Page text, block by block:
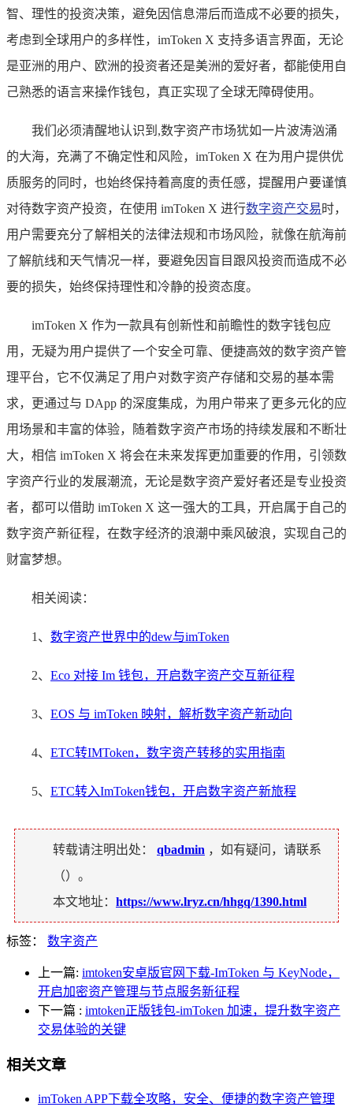
智、理性的投资决策，避免因信息滞后而造成不必要的损失，
考虑到全球用户的多样性，imToken X 支持多语言界面，无论
是亚洲的用户、欧洲的投资者还是美洲的爱好者，都能使用自
己熟悉的语言来操作钱包，真正实现了全球无障碍使用。
我们必须清醒地认识到,数字资产市场犹如一片波涛汹涌
的大海，充满了不确定性和风险，imToken X 在为用户提供优
质服务的同时，也始终保持着高度的责任感，提醒用户要谨慎
对待数字资产投资，在使用 imToken X 进行数字资产交易时，
用户需要充分了解相关的法律法规和市场风险，就像在航海前
了解航线和天气情况一样，要避免因盲目跟风投资而造成不必
要的损失，始终保持理性和冷静的投资态度。
imToken X 作为一款具有创新性和前瞻性的数字钱包应
用，无疑为用户提供了一个安全可靠、便捷高效的数字资产管
理平台，它不仅满足了用户对数字资产存储和交易的基本需
求，更通过与 DApp 的深度集成，为用户带来了更多元化的应
用场景和丰富的体验，随着数字资产市场的持续发展和不断壮
大，相信 imToken X 将会在未来发挥更加重要的作用，引领数
字资产行业的发展潮流，无论是数字资产爱好者还是专业投资
者，都可以借助 imToken X 这一强大的工具，开启属于自己的
数字资产新征程，在数字经济的浪潮中乘风破浪，实现自己的
财富梦想。
相关阅读：
1、 数字资产世界中的dew与imToken
2、 Eco 对接 Im 钱包，开启数字资产交互新征程
3、 EOS 与 imToken 映射，解析数字资产新动向
4、 ETC转IMToken，数字资产转移的实用指南
5、 ETC转入ImToken钱包，开启数字资产新旅程
转载请注明出处： qbadmin ，如有疑问，请联系
（）。
本文地址： https://www.lryz.cn/hhgq/1390.html
标签： 数字资产
上一篇: imtoken安卓版官网下载-ImToken 与 KeyNode，
开启加密资产管理与节点服务新征程
下一篇 : imtoken正版钱包-imToken 加速，提升数字资产
交易体验的关键
相关文章
imToken APP下载全攻略，安全、便捷的数字资产管理